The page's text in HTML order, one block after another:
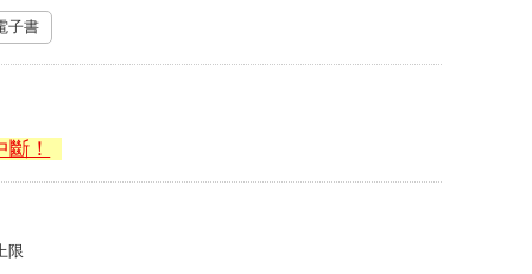
子書
！
限